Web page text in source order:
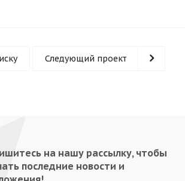
Следующий проект
на нашу рассылку, чтобы
последние новости и